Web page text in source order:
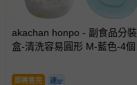
akachan honpo - 副食品分裝
盒-清洗容易圓形 M-藍色-4個
即將售完